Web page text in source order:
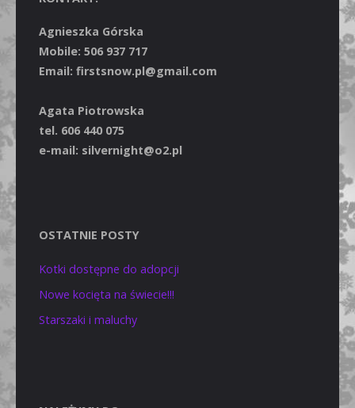
Agnieszka Górska
Mobile: 506 937 717
Email: firstsnow.pl@gmail.com
Agata Piotrowska
tel. 606 440 075
e-mail: silvernight@o2.pl
OSTATNIE POSTY
Kotki dostępne do adopcji
Nowe kocięta na świecie!!!
Starszaki i maluchy